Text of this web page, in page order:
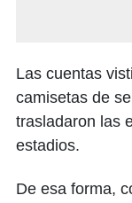
Las cuentas
camisetas de
trasladaron las
estadios.
De esa forma,